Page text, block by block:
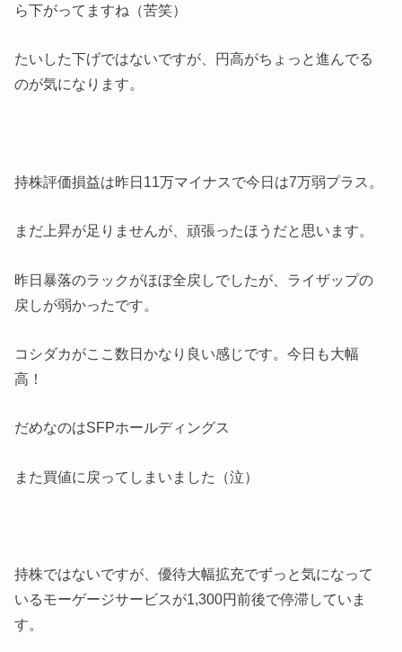
ら下がってますね（苦笑）
たいした下げではないですが、円高がちょっと進んでる
のが気になります。
持株評価損益は昨日11万マイナスで今日は7万弱プラス。
まだ上昇が足りませんが、頑張ったほうだと思います。
昨日暴落のラックがほぼ全戻しでしたが、ライザップの
戻しが弱かったです。
コシダカがここ数日かなり良い感じです。今日も大幅
高！
だめなのはSFPホールディングス
また買値に戻ってしまいました（泣）
持株ではないですが、優待大幅拡充でずっと気になって
いるモーゲージサービスが1,300円前後で停滞していま
す。